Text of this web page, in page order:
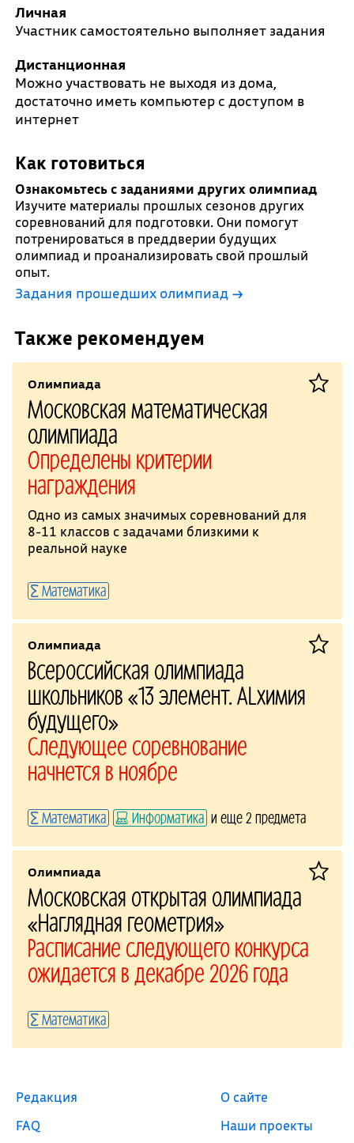
Личная
Участник самостоятельно выполняет задания
Дистанционная
Можно участвовать не выходя из дома,
достаточно иметь компьютер с доступом в
интернет
Как готовиться
Ознакомьтесь с заданиями других олимпиад
Изучите материалы прошлых сезонов других
соревнований для подготовки. Они помогут
потренироваться в преддверии будущих
олимпиад и проанализировать свой прошлый
опыт.
Задания прошедших олимпиад →
Также рекомендуем
Олимпиада
Московская математическая
олимпиада
Определены критерии
награждения
Одно из самых значимых соревнований для
8-11 классов с задачами близкими к
реальной науке
Математика
Олимпиада
Всероссийская олимпиада
школьников «13 элемент. ALхимия
будущего»
Следующее соревнование
начнется в ноябре
Математика Информатика и еще 2 предмета
Олимпиада
Московская открытая олимпиада
«Наглядная геометрия»
Расписание следующего конкурса
ожидается в декабре 2026 года
Математика
Редакция
FAQ
О сайте
Наши проекты